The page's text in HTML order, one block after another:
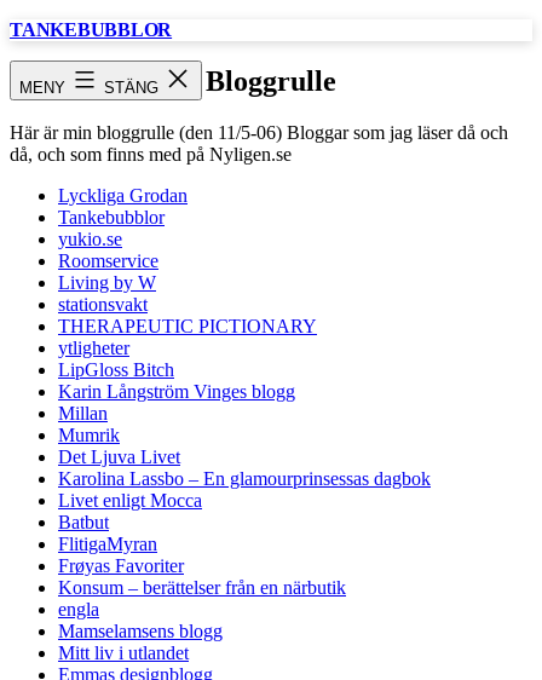
Hoppa
TANKEBUBBLOR
MENY STÄNG Bloggrulle
Här är min bloggrulle (den 11/5-06) Bloggar som jag läser då och
då, och som finns med på Nyligen.se
Lyckliga Grodan
Tankebubblor
yukio.se
Roomservice
Living by W
stationsvakt
THERAPEUTIC PICTIONARY
ytligheter
LipGloss Bitch
Karin Långström Vinges blogg
Millan
Mumrik
Det Ljuva Livet
Karolina Lassbo – En glamourprinsessas dagbok
Livet enligt Mocca
Batbut
FlitigaMyran
Frøyas Favoriter
Konsum – berättelser från en närbutik
engla
Mamselamsens blogg
Mitt liv i utlandet
Emmas designblogg